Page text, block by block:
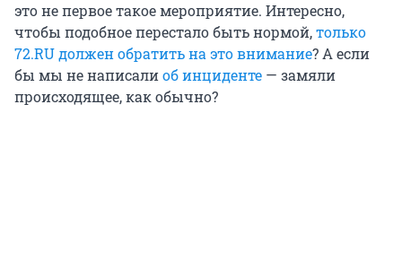
это не первое такое мероприятие. Интересно,
чтобы подобное перестало быть нормой,только
72.RU должен обратить на это внимание? А если
бы мы не написалиоб инциденте — замяли
происходящее, как обычно?